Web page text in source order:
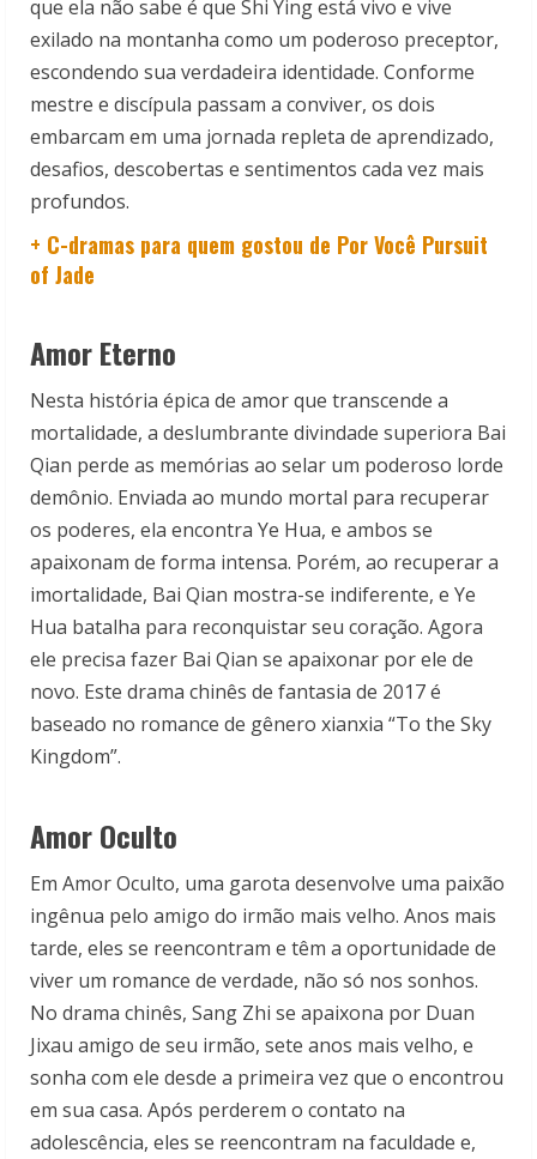
que ela não sabe é que Shi Ying está vivo e vive
exilado na montanha como um poderoso preceptor,
escondendo sua verdadeira identidade. Conforme
mestre e discípula passam a conviver, os dois
embarcam em uma jornada repleta de aprendizado,
desafios, descobertas e sentimentos cada vez mais
profundos.
+ C-dramas para quem gostou de Por Você Pursuit
of Jade
Amor Eterno
Nesta história épica de amor que transcende a
mortalidade, a deslumbrante divindade superiora Bai
Qian perde as memórias ao selar um poderoso lorde
demônio. Enviada ao mundo mortal para recuperar
os poderes, ela encontra Ye Hua, e ambos se
apaixonam de forma intensa. Porém, ao recuperar a
imortalidade, Bai Qian mostra-se indiferente, e Ye
Hua batalha para reconquistar seu coração. Agora
ele precisa fazer Bai Qian se apaixonar por ele de
novo. Este drama chinês de fantasia de 2017 é
baseado no romance de gênero xianxia “To the Sky
Kingdom”.
Amor Oculto
Em Amor Oculto, uma garota desenvolve uma paixão
ingênua pelo amigo do irmão mais velho. Anos mais
tarde, eles se reencontram e têm a oportunidade de
viver um romance de verdade, não só nos sonhos.
No drama chinês, Sang Zhi se apaixona por Duan
Jixau amigo de seu irmão, sete anos mais velho, e
sonha com ele desde a primeira vez que o encontrou
em sua casa. Após perderem o contato na
adolescência, eles se reencontram na faculdade e,